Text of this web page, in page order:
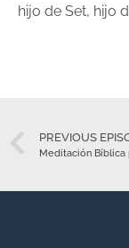
hijo de Set, hijo
PREVIOUS